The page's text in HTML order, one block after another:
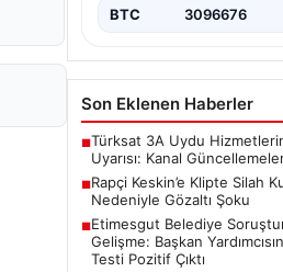
BTC 3096676
Son Eklenen Haberler
■Türksat 3A Uydu
Uyarısı: Kanal
■Rapçi Keskin’e Klipte Silah
Nedeniyle Gözaltı Şoku
■Etimesgut Belediye
Gelişme: Başkan
Testi Pozitif Çıktı